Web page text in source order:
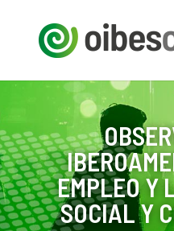
EMPLEO Y
SOCIAL Y